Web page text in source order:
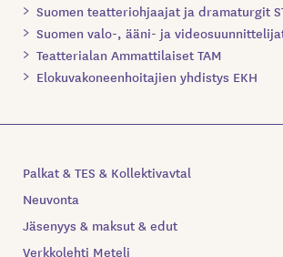
Suomen teatteriohjaajat ja dramaturgit
Suomen valo-, ääni- ja
Teatterialan Ammattilaiset TAM
Elokuvakoneenhoitajien yhdistys EKH
Palkat & TES & Kollektivavtal
Neuvonta
Jäsenyys & maksut & edut
Verkkolehti Meteli